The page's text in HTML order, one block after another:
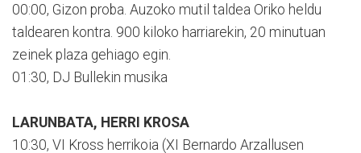
00:00, Gizon proba. Auzoko mutil taldea Oriko heldu
taldearen kontra. 900 kiloko harriarekin, 20 minutuan
zeinek plaza gehiago egin.
01:30, DJ Bullekin musika
LARUNBATA, HERRI KROSA
10:30, VI Kross herrikoia (XI Bernardo Arzallusen